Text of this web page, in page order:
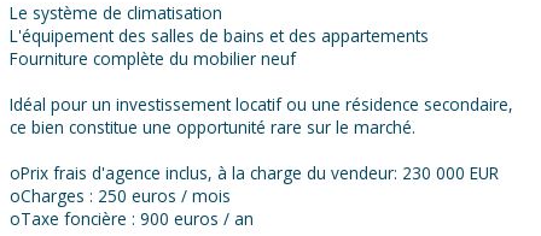
Le système de climatisation
L'équipement des salles de bains et des appartements
Fourniture complète du mobilier neuf
Idéal pour un investissement locatif ou une résidence secondaire,
ce bien constitue une opportunité rare sur le marché.
oPrix frais d'agence inclus, à la charge du vendeur: 230 000 EUR
oCharges : 250 euros / mois
oTaxe foncière : 900 euros / an